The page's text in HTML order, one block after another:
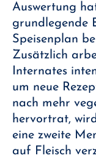
Auswertung
grundlegende
Speisenplan
Zusätzlich
Internates
um neue
nach mehr
hervortrat,
eine zweite
auf Fleisch